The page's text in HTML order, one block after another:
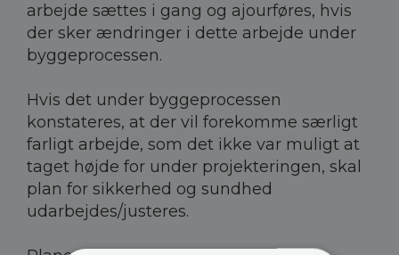
arbejde sættes i gang og ajourføres, hvis
der sker ændringer i dette arbejde under
byggeprocessen.
Hvis det under byggeprocessen
konstateres, at der vil forekomme særligt
farligt arbejde, som det ikke var muligt at
taget højde for under projekteringen, skal
plan for sikkerhed og sundhed
udarbejdes/justeres.